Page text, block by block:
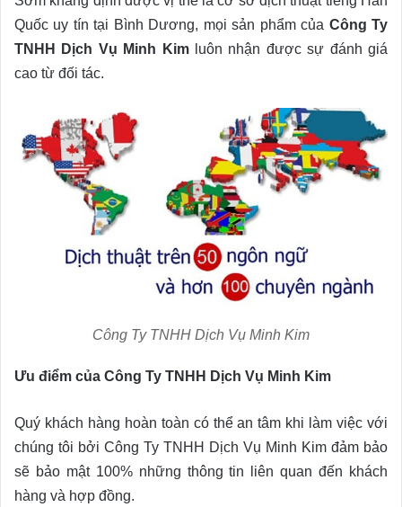
Quốc uy tín tại Bình Dương, mọi sản phẩm của Công Ty
TNHH Dịch Vụ Minh Kimluôn nhận được sự đánh giá
cao từ đối tác.
Công Ty TNHH Dịch Vụ Minh Kim
Ưu điểm của Công Ty TNHH Dịch Vụ Minh Kim
Quý khách hàng hoàn toàn có thể an tâm khi làm việc với
chúng tôi bởi Công Ty TNHH Dịch Vụ Minh Kim đảm bảo
sẽ bảo mật 100% những thông tin liên quan đến khách
hàng và hợp đồng.